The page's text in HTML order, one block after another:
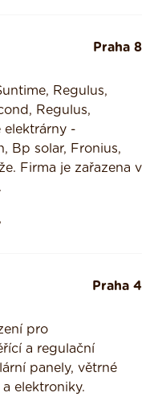
Praha 8
Regulus,
Regulus,
elektrárny -
Bp solar, Fronius,
Firma je zařazena v
,
Praha 4
pro
a regulační
panely, větrné
elektroniky.